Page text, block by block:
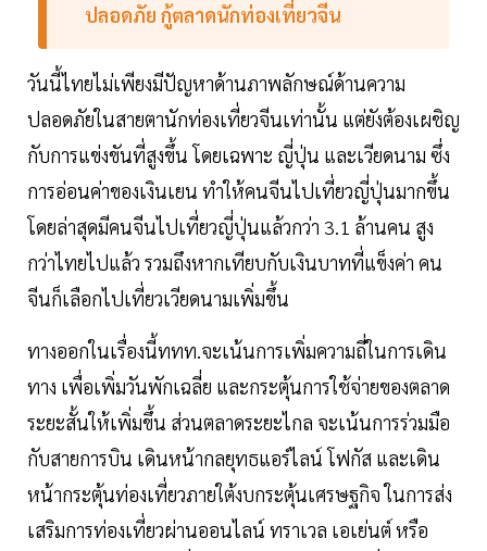
ปลอดภัย กู้ตลาดนักท่องเที่ยวจีน
วันนี้ไทยไม่เพียงมีปัญหาด้านภาพลักษณ์ด้านความ
ปลอดภัยในสายตานักท่องเที่ยวจีนเท่านั้น แต่ยังต้องเผชิญ
กับการแข่งขันที่สูงขึ้น โดยเฉพาะ ญี่ปุ่น และเวียดนาม ซึ่ง
การอ่อนค่าของเงินเยน ทำให้คนจีนไปเที่ยวญี่ปุ่นมากขึ้น
โดยล่าสุดมีคนจีนไปเที่ยวญี่ปุ่นแล้วกว่า 3.1 ล้านคน สูง
กว่าไทยไปแล้ว รวมถึงหากเทียบกับเงินบาทที่แข็งค่า คน
จีนก็เลือกไปเที่ยวเวียดนามเพิ่มขึ้น
ทางออกในเรื่องนี้ททท.จะเน้นการเพิ่มความถี่ในการเดิน
ทาง เพื่อเพิ่มวันพักเฉลี่ย และกระตุ้นการใช้จ่ายของตลาด
ระยะสั้นให้เพิ่มขึ้น ส่วนตลาดระยะไกล จะเน้นการร่วมมือ
กับสายการบิน เดินหน้ากลยุทธแอร์ไลน์ โฟกัส และเดิน
หน้ากระตุ้นท่องเที่ยวภายใต้งบกระตุ้นเศรษฐกิจ ในการส่ง
เสริมการท่องเที่ยวผ่านออนไลน์ ทราเวล เอเย่นต์ หรือ